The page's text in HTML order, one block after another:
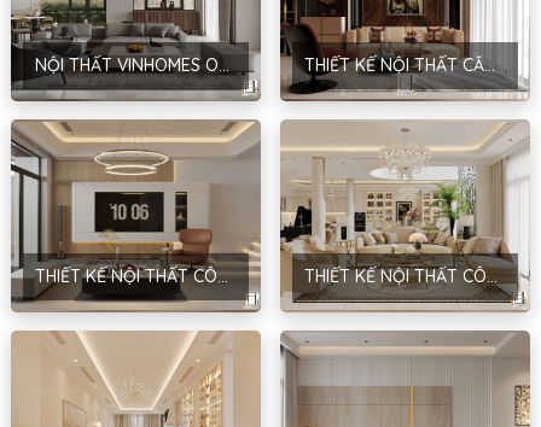
NỘI THẤT VINHOMES OCEAN PARK – HIỆN ĐẠI – HƯNG YÊN THIẾT KẾ NỘI THẤT CĂN HỘ CT2-15.06 – PHONG CÁCH MODERN LUXURY – ANH DŨNG – HÀ NỘI
THIẾT KẾ NỘI THẤT CÔNG TRÌNH NHÀ Ở GIA ĐÌNH – PHONG CÁCH HIỆN ĐẠI – ANH SƠN – HÀ NỘI THIẾT KẾ NỘI THẤT CÔNG TRÌNH PHÚC LỢI BUILDING – PHONG CÁCH NEOCLASSIC – CHỊ LINH – HÀ NỘI